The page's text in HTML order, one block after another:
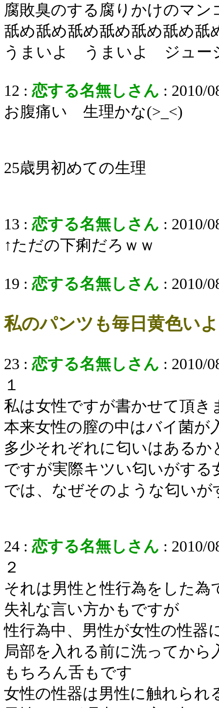
腐敗臭のする腐りかけのマン
舐め舐め舐め舐め舐め舐め舐
うまいよ うまいよ ジュー
12 : 恋する名無しさん : 2010/
お腹痛い 生理かな(>_<)
25歳男初めての生理
13 : 恋する名無しさん : 2010/
↑ただの下痢だろｗｗ
19 : 恋する名無しさん : 2010/
私のパンツも毎日黄色いよ
23 : 恋する名無しさん : 2010/
１
私は女性ですが書かせて頂き
本来女性の膣の中はバイ菌
多少それぞれに匂いはある
ですが実際キツい匂いがする
では、なぜそのような匂いが
24 : 恋する名無しさん : 2010/
２
それは男性と性行為をした為
失礼な言い方かもですが
性行為中、男性が女性の性器
局部を入れる前に洗ってから
もちろん舌もです
女性の性器は男性に触れら